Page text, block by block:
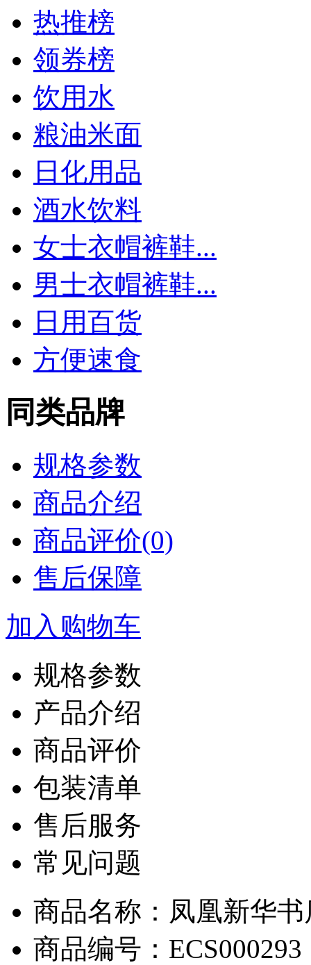
热推榜
领券榜
饮用水
粮油米面
日化用品
酒水饮料
女士衣帽裤鞋...
男士衣帽裤鞋...
日用百货
方便速食
同类品牌
规格参数
商品介绍
商品评价(0)
售后保障
加入购物车
规格参数
产品介绍
商品评价
包装清单
售后服务
常见问题
商品名称：凤凰新华
商品编号：ECS000293